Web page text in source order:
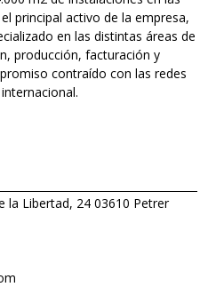
principal activo de la empresa,
en las distintas áreas de
producción, facturación y
contraído con las redes
la Libertad, 24 03610 Petrer